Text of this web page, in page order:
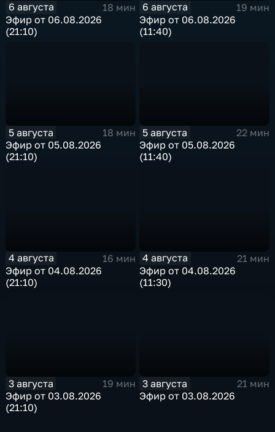
6 августа
18 мин
Эфир от 06.08.2026
(21:10)
6 августа
19 мин
Эфир от 06.08.2026
(11:40)
5 августа
18 мин
Эфир от 05.08.2026
(21:10)
5 августа
22 мин
Эфир от 05.08.2026
(11:40)
4 августа
16 мин
Эфир от 04.08.2026
(21:10)
4 августа
21 мин
Эфир от 04.08.2026
(11:30)
3 августа
19 мин
Эфир от 03.08.2026
(21:10)
3 августа
21 мин
Эфир от 03.08.2026